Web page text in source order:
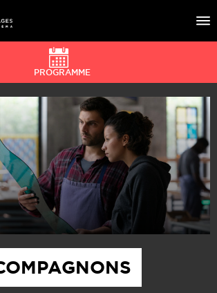
À L’AFFICHE
ÉVÉNEMENTS
CAFÉ DU CINÉ
PRATIQUE
AUX IMAGES
PROGRAMME